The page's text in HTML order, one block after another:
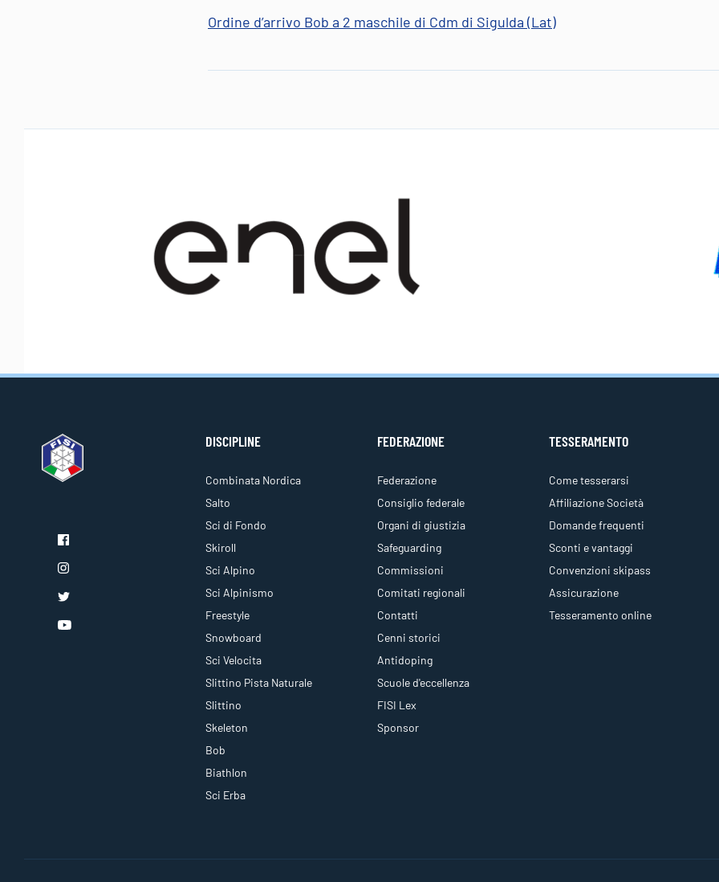
Ordine d’arrivo Bob a 2 maschile di Cdm di Sigulda (Lat)
DISCIPLINE
Combinata Nordica
Salto
Sci di Fondo
Skiroll
Sci Alpino
Sci Alpinismo
Freestyle
Snowboard
Sci Velocita
Slittino Pista Naturale
Slittino
Skeleton
Bob
Biathlon
Sci Erba
FEDERAZIONE
Federazione
Consiglio federale
Organi di giustizia
Safeguarding
Commissioni
Comitati regionali
Contatti
Cenni storici
Antidoping
Scuole d'eccellenza
FISI Lex
Sponsor
TESSERAMENTO
Come tesserarsi
Affiliazione Società
Domande frequenti
Sconti e vantaggi
Convenzioni skipass
Assicurazione
Tesseramento online